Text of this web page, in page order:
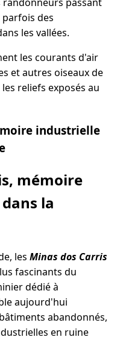
des
les vallées.
les courants d'air
et autres oiseaux de
reliefs exposés au
industrielle
mémoire
la
les Minas dos Carris
fascinants du
dédié à
aujourd'hui
abandonnés,
en ruine